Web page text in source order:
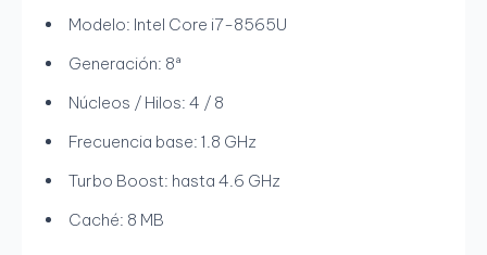
Modelo: Intel Core i7-8565U
Generación: 8ª
Núcleos / Hilos: 4 / 8
Frecuencia base: 1.8 GHz
Turbo Boost: hasta 4.6 GHz
Caché: 8 MB